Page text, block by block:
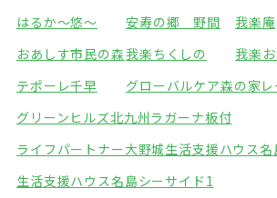
はるか～悠～
安寿の郷 野間
我楽庵
おあしす市民の森 我楽ちくしの
我楽
テポーレ千早
グローバルケア森の家
グリーンヒルズ北九州ラガーナ板付
ライフパートナー大野城生活支援ハウス
生活支援ハウス名島シーサイド1